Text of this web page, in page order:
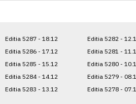
1 MXN= 0.2227
1 NOK= 0.4191
1 RSD= 0.0425
1 RUB= 0.0530
Editia 5287 - 18.12
Editia 5286 - 17.12
Editia 5285 - 15.12
Editia 5284 - 14.12
Editia 5283 - 13.12
Editia 5282 -
Editia 5281 -
Editia 5280 -
Editia 5279 -
Editia 5278 -